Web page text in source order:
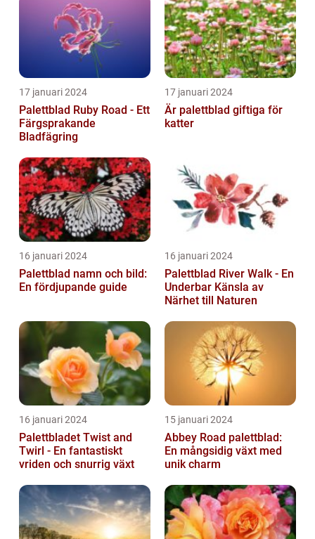
17 januari 2024
Palettblad Ruby Road - Ett
Färgsprakande
Bladfägring
17 januari 2024
Är palettblad giftiga för
katter
16 januari 2024
Palettblad namn och bild:
En fördjupande guide
16 januari 2024
Palettblad River Walk - En
Underbar Känsla av
Närhet till Naturen
16 januari 2024
Palettbladet Twist and
Twirl - En fantastiskt
vriden och snurrig växt
15 januari 2024
Abbey Road palettblad:
En mångsidig växt med
unik charm